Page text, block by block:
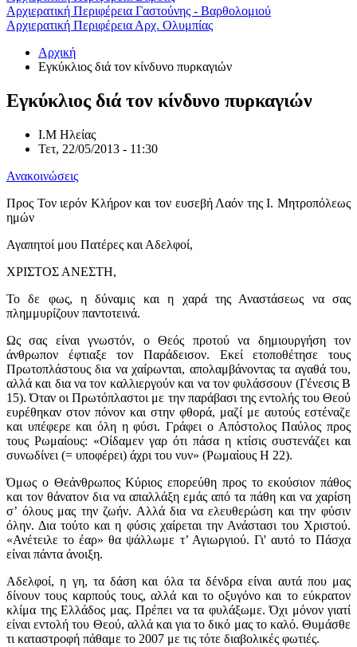
Αρχιερατική Περιφέρεια Γαστούνης - Βαρθολομιού
Αρχιερατική Περιφέρεια Αρχ. Ολυμπίας
Αρχική
Εγκύκλιος διά τον κίνδυνο πυρκαγιών
Εγκύκλιος διά τον κίνδυνο πυρκαγιών
Ι.Μ Ηλείας
Τετ, 22/05/2013 - 11:30
Ανακοινώσεις
Προς Τον ιερόν Κλήρον και τον ευσεβή Λαόν της Ι. Μητροπόλεως
ημών
Αγαπητοί μου Πατέρες και Αδελφοί,
ΧΡΙΣΤΟΣ ΑΝΕΣΤΗ,
Το δε φως, η δύναμις και η χαρά της Αναστάσεως να σας
πλημμυρίζουν παντοτεινά.
Ως σας είναι γνωστόν, ο Θεός προτού να δημιουργήση τον
άνθρωπον έφτιαξε τον Παράδεισον. Εκεί ετοποθέτησε τους
Πρωτοπλάστους δια να χαίρωνται, απολαμβάνoντας τα αγαθά του,
αλλά και δια να τον καλλιεργούν και να τον φυλάσσουν (Γένεσις Β
15). Όταν οι Πρωτόπλαστοι με την παράβασι της εντολής του Θεού
ευρέθηκαν στον πόνον και στην φθορά, μαζί με αυτούς εστέναζε
και υπέφερε και όλη η φύσι. Γράφει ο Απόστολος Παύλος προς
τους Ρωμαίους: «Οίδαμεν γαρ ότι πάσα η κτίσις συστενάζει και
συνωδίνει (= υποφέρει) άχρι του νυν» (Ρωμαίους Η 22).
Όμως ο Θεάνθρωπος Κύριος επορεύθη προς το εκούσιον πάθος
και τον θάνατον δια να απαλλάξη εμάς από τα πάθη και να χαρίση
σ’ όλους μας την ζωήν. Αλλά δια να ελευθερώση και την φύσιν
όλην. Δια τούτο και η φύσις χαίρεται την Ανάστασι του Χριστού.
«Ανέτειλε το έαρ» θα ψάλλωμε τ’ Αγιωργιού. Γι' αυτό το Πάσχα
είναι πάντα άνοιξη.
Αδελφοί, η γη, τα δάση και όλα τα δένδρα είναι αυτά που μας
δίνουν τους καρπούς τους, αλλά και το οξυγόνο και το εύκρατον
κλίμα της Ελλάδος μας. Πρέπει να τα φυλάξωμε. Όχι μόνον γιατί
είναι εντολή του Θεού, αλλά και για το δικό μας το καλό. Θυμάσθε
τι καταστροφή πάθαμε το 2007 με τις τότε διαβολικές φωτιές.